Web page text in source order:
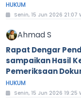
HUKUM
Senin, 15 Jun 2026 21:07
Ahmad S
Rapat Dengar
sampaikan Hasil
Pemeriksaan
HUKUM
Senin, 15 Jun 2026 19:25